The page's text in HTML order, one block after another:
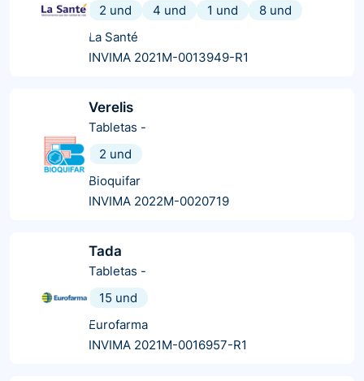
2 und
4 und 1 und
8 und
La Santé
INVIMA 2021M-0013949-R1
Verelis
Tabletas -
2 und
Bioquifar
INVIMA 2022M-0020719
Tada
Tabletas -
15 und
Eurofarma
INVIMA 2021M-0016957-R1